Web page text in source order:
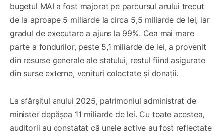
bugetul MAI a fost majorat pe parcursul anului trecut
de la aproape 5 miliarde la circa 5,5 miliarde de lei, iar
gradul de executare a ajuns la 99%. Cea mai mare
parte a fondurilor, peste 5,1 miliarde de lei, a provenit
din resurse generale ale statului, restul fiind asigurate
din surse externe, venituri colectate și donații.
La sfârșitul anului 2025, patrimoniul administrat de
minister depășea 11 miliarde de lei. Cu toate acestea,
auditorii au constatat că unele active au fost reflectate